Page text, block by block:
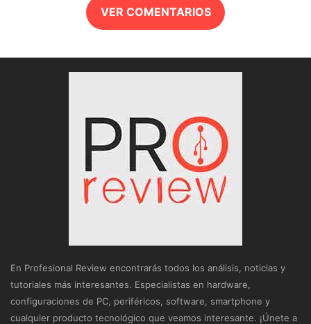
VER COMENTARIOS
En Profesional Review encontrarás todos los análisis, noticias y
tutoriales más interesantes. Especialistas en hardware,
configuraciones de PC, periféricos, software, smartphone y
cualquier producto tecnológico que veamos interesante. ¡Únete a